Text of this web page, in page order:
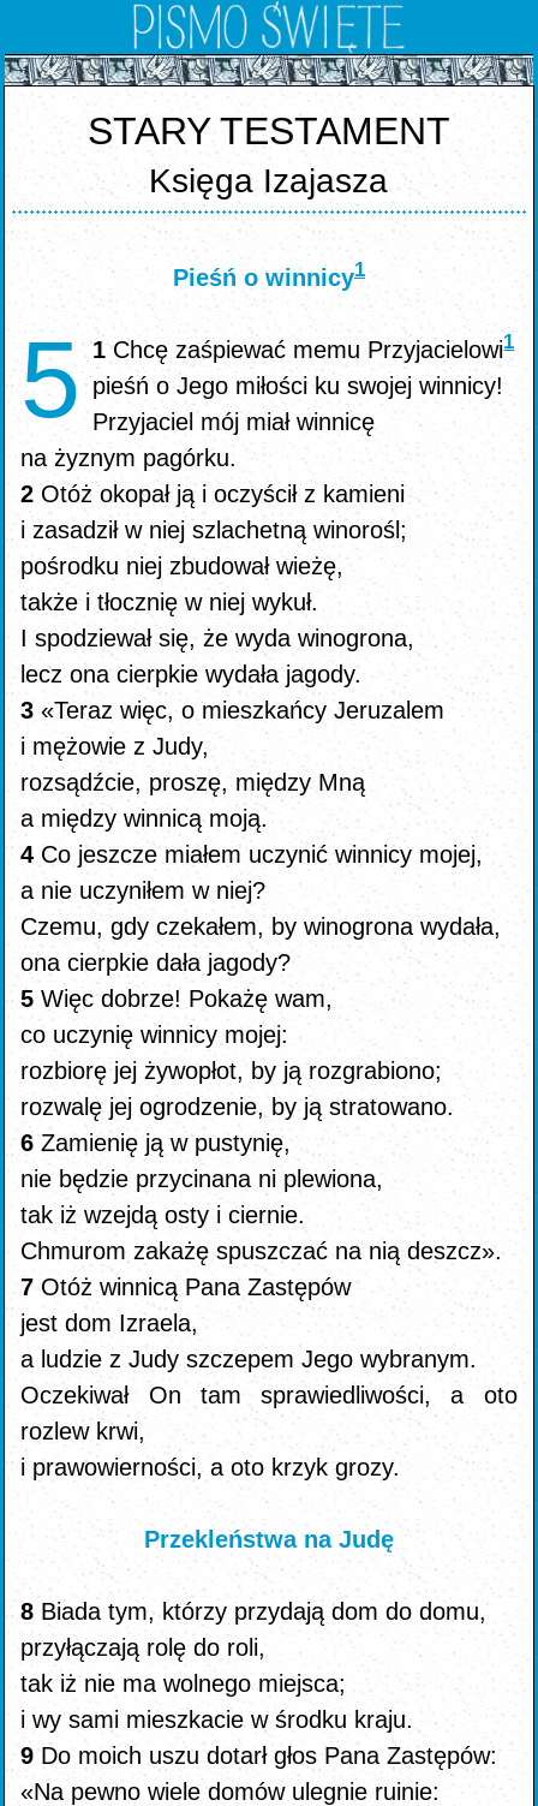
STARY TESTAMENT
Księga Izajasza
Pieśń o winnicy1
5 1Chcę zaśpiewać memu Przyjacielowi1
pieśń o Jego miłości ku swojej winnicy!
Przyjaciel mój miał winnicę
na żyznym pagórku.
2 Otóż okopał ją i oczyścił z kamieni
i zasadził w niej szlachetną winorośl;
pośrodku niej zbudował wieżę,
także i tłocznię w niej wykuł.
I spodziewał się, że wyda winogrona,
lecz ona cierpkie wydała jagody.
3«Teraz więc, o mieszkańcy Jeruzalem
i mężowie z Judy,
rozsądźcie, proszę, między Mną
a między winnicą moją.
4 Co jeszcze miałem uczynić winnicy mojej,
a nie uczyniłem w niej?
Czemu, gdy czekałem, by winogrona wydała,
ona cierpkie dała jagody?
5Więc dobrze! Pokażę wam,
co uczynię winnicy mojej:
rozbiorę jej żywopłot, by ją rozgrabiono;
rozwalę jej ogrodzenie, by ją stratowano.
6Zamienię ją w pustynię,
nie będzie przycinana ni plewiona,
tak iż wzejdą osty i ciernie.
Chmurom zakażę spuszczać na nią deszcz».
7Otóż winnicą Pana Zastępów
jest dom Izraela,
a ludzie z Judy szczepem Jego wybranym.
Oczekiwał On tam sprawiedliwości, a oto
rozlew krwi,
i prawowierności, a oto krzyk grozy.
Przekleństwa na Judę
8 Biada tym, którzy przydają dom do domu,
przyłączają rolę do roli,
tak iż nie ma wolnego miejsca;
i wy sami mieszkacie w środku kraju.
9Do moich uszu dotarł głos Pana Zastępów:
«Na pewno wiele domów ulegnie ruinie: